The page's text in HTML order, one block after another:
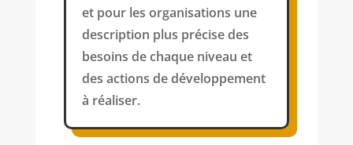
et pour les organisations une
description plus précise des
besoins de chaque niveau et
des actions de développement
à réaliser.